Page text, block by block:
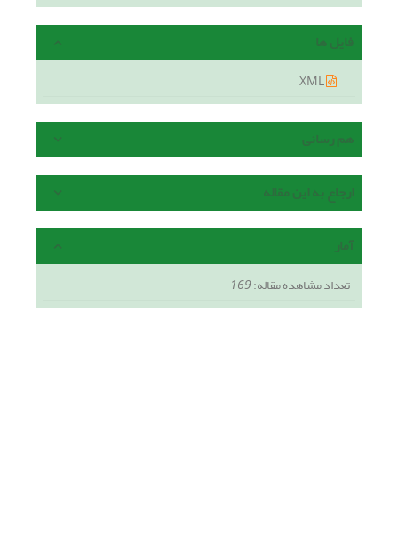
فایل ها
هم رسانی
ارجاع به این مقاله
آمار
تعداد مشاهده مقاله:169